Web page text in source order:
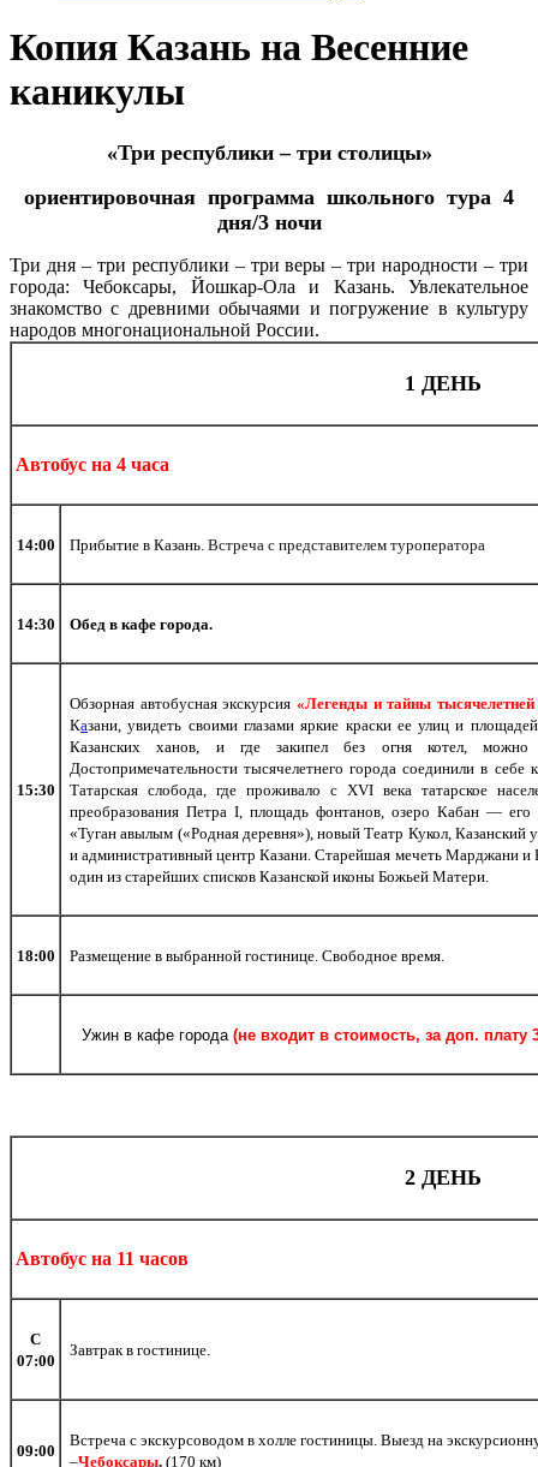
Копия Казань на Весенние
каникулы
«Три республики – три столицы»
ориентировочная программа школьного тура 4
дня/3 ночи
Три дня – три республики – три веры – три народности – три
города: Чебоксары, Йошкар-Ола и Казань. Увлекательное
знакомство с древними обычаями и погружение в культуру
народов многонациональной России.
1 ДЕНЬ
Автобус на 4 часа
14:00 Прибытие в Казань. Встреча с представителем туроператора
14:30 Обед в кафе города.
15:30
Обзорная автобусная экскурсия «Легенды и тайны тысячелетней
Казани, увидеть своими глазами яркие краски ее улиц и
Казанских ханов, и где закипел без огня котел, можно
Достопримечательности тысячелетнего города соединили в
Татарская слобода, где проживало с XVI века татарское
преобразования Петра I, площадь фонтанов, озеро Кабан — его
«Туган авылым («Родная деревня»), новый Театр Кукол,
и административный центр Казани. Старейшая мечеть Марджани и
один из старейших списков Казанской иконы Божьей Матери.
18:00 Размещение в выбранной гостинице. Свободное время.
Ужин в кафе города (не входит в стоимость, за доп. плату
2 ДЕНЬ
Автобус на 11 часов
С
07:00
Завтрак в гостинице.
09:00
Встреча с экскурсоводом в холле гостиницы. Выезд на
–Чебоксары. (170 км)